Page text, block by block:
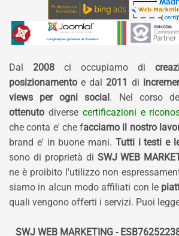
Dal 2008 ci occupiamo di
posizionamento e dal 2011 di
views per ogni social. Nel corso
ottenuto diverse certificazioni e
che conta e' che facciamo il nostro
brand e' in buone mani. Tutti i testi e
sono di proprietà di SWJ WEB
ne è proibito l'utilizzo non
siamo in alcun modo affiliati con le
quali vengono offerti i servizi. Puoi
SWJ WEB MARKETING -